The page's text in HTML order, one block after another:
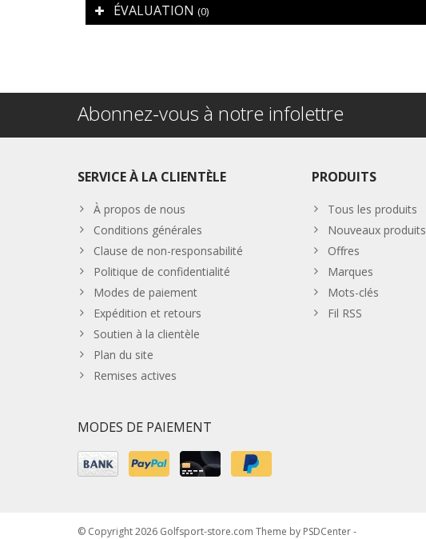
ÉVALUATION (0)
Abonnez-vous à notre infolettre
SERVICE À LA CLIENTÈLE
À propos de nous
Conditions générales
Clause de non-responsabilité
Politique de confidentialité
Modes de paiement
Expédition et retours
Soutien à la clientèle
Plan du site
Remises actives
PRODUITS
Tous les produits
Nouveaux produits
Offres
Marques
Mots-clés
Fil RSS
MODES DE PAIEMENT
© Copyright 2026 Golfsport-store.com Theme by PSDCenter-